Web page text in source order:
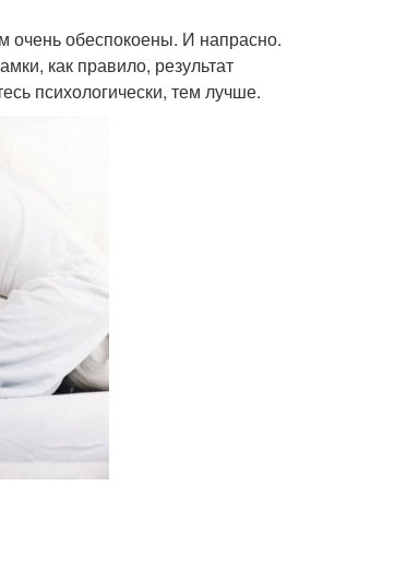
очень обеспокоены. И напрасно.
как правило, результат
психологически, тем лучше.